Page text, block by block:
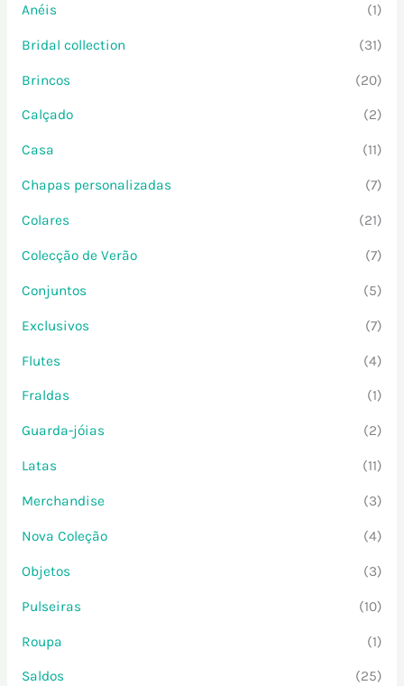
Anéis (1)
Bridal collection (31)
Brincos (20)
Calçado (2)
Casa (11)
Chapas personalizadas (7)
Colares (21)
Colecção de Verão (7)
Conjuntos (5)
Exclusivos (7)
Flutes (4)
Fraldas (1)
Guarda-jóias (2)
Latas (11)
Merchandise (3)
Nova Coleção (4)
Objetos (3)
Pulseiras (10)
Roupa (1)
Saldos (25)